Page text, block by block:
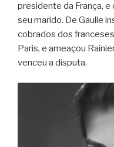
presidente da França, e
seu marido. De Gaulle
cobrados dos
Paris, e ameaçou
venceu a disputa.